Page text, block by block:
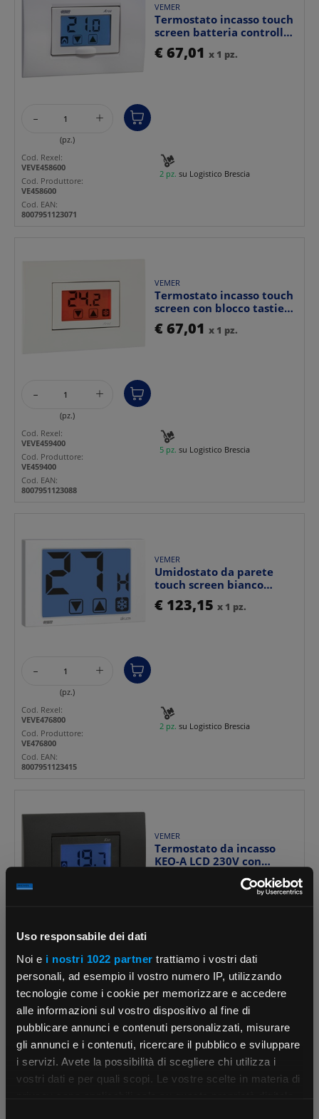
Uso responsabile dei dati
Noi e i nostri 1022 partner trattiamo i vostri dati
personali, ad esempio il vostro numero IP, utilizzando
tecnologie come i cookie per memorizzare e accedere
alle informazioni sul vostro dispositivo al fine di
pubblicare annunci e contenuti personalizzati, misurare
gli annunci e i contenuti, ricercare il pubblico e sviluppare
i servizi. Avete la possibilità di scegliere chi utilizza i
vostri dati e per quali scopi. Le vostre scelte in materia di
×
VEMER
Termostato incasso touch
screen batteria controllo
temperatura de...
€ 67,01 x 1 pz.
- +
(pz.)
2 pz. su Logistico Brescia
Cod. Rexel:
VEVE458600
Cod. Produttore:
VE458600
Cod. EAN:
8007951123071
VEMER
Termostato incasso touch
screen con blocco tastiera
password, ret...
€ 67,01 x 1 pz.
- +
(pz.)
5 pz. su Logistico Brescia
Cod. Rexel:
VEVE459400
Cod. Produttore:
VE459400
Cod. EAN:
8007951123088
VEMER
Umidostato da parete
touch screen bianco
AKUOS 230 controllo
umid...
€ 123,15 x 1 pz.
- +
(pz.)
2 pz. su Logistico Brescia
Cod. Rexel:
VEVE476800
Cod. Produttore:
VE476800
Cod. EAN:
8007951123415
VEMER
Termostato da incasso
KEO-A LCD 230V con
- +
VEVE558300
Cod. Produttore:
Cod. EAN:
8007951124108